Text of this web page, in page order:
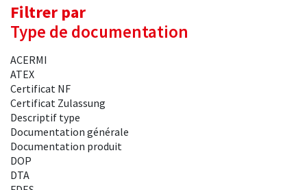
Filtrer par
Type de documentation
ACERMI
ATEX
Certificat NF
Certificat Zulassung
Descriptif type
Documentation générale
Documentation produit
DOP
DTA